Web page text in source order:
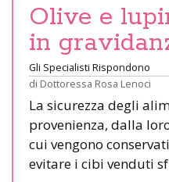
Olive e
in
Gli Specialisti Rispondono
di Dottoressa Rosa Lenoci
La sicurezza degli
provenienza, dalla
cui vengono
evitare i cibi venduti